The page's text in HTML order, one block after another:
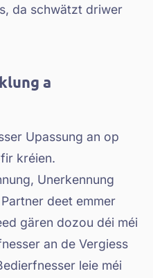
da schwätzt driwer
a
Upassung an op
kréien.
Unerkennung
deet emmer
gären dozou déi méi
an de Vergiess
leie méi